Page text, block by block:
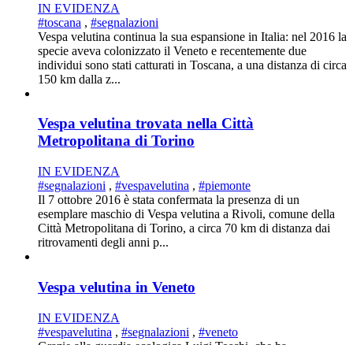
IN EVIDENZA
#toscana , #segnalazioni
Vespa velutina continua la sua espansione in Italia: nel 2016 la
specie aveva colonizzato il Veneto e recentemente due
individui sono stati catturati in Toscana, a una distanza di circa
150 km dalla z...
Vespa velutina trovata nella Città
Metropolitana di Torino
IN EVIDENZA
#segnalazioni , #vespavelutina , #piemonte
Il 7 ottobre 2016 è stata confermata la presenza di un
esemplare maschio di Vespa velutina a Rivoli, comune della
Città Metropolitana di Torino, a circa 70 km di distanza dai
ritrovamenti degli anni p...
Vespa velutina in Veneto
IN EVIDENZA
#vespavelutina , #segnalazioni , #veneto